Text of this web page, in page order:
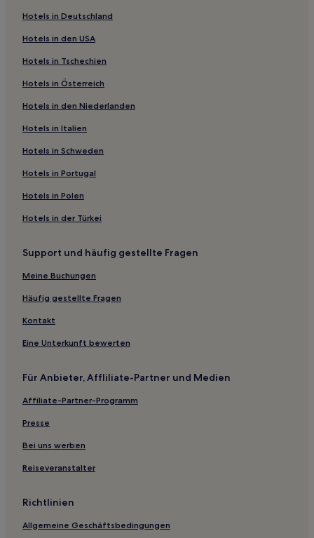
Flussuferbezirk: Hotels
Hotels nahe Airlie Gardens
Foxfire Hotels
Warschau Hotels
Sunset Park: Hotels
Hotels nahe River Landing Golf Club
Hotels nahe J C Holliday Library
Hotels nahe Bellamy Mansion Museum
Dublin Hotels
Hotels nahe Cape Fear Community College
Cerro Gordo Hotels
New Hanover County: Hotels
Calypso Hotels
Pink Hill Hotels
Clinton Hotels
Hotels nahe Fayetteville State University
Trenton Hotels
Lumberton Hotels
Havelock Hotels
Wilmington Hotels
Hotels nahe Onslow Memorial Hospital
Hotels in Deutschland
Hotels in den USA
Hotels in Tschechien
Hotels in Österreich
Hotels in den Niederlanden
Hotels in Italien
Hotels in Schweden
Hotels in Portugal
Hotels in Polen
Hotels in der Türkei
Support und häufig gestellte Fragen
Meine Buchungen
Häufig gestellte Fragen
Kontakt
Eine Unterkunft bewerten
Für Anbieter, Affliliate-Partner und Medien
Affiliate-Partner-Programm
Presse
Bei uns werben
Reiseveranstalter
Richtlinien
Allgemeine Geschäftsbedingungen